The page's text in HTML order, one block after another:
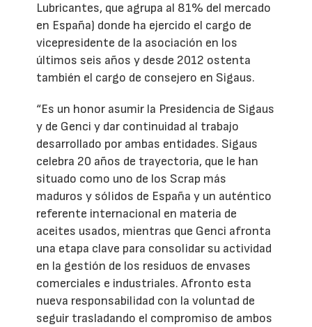
Lubricantes, que agrupa al 81% del mercado
en España) donde ha ejercido el cargo de
vicepresidente de la asociación en los
últimos seis años y desde 2012 ostenta
también el cargo de consejero en Sigaus.
“Es un honor asumir la Presidencia de Sigaus
y de Genci y dar continuidad al trabajo
desarrollado por ambas entidades. Sigaus
celebra 20 años de trayectoria, que le han
situado como uno de los Scrap más
maduros y sólidos de España y un auténtico
referente internacional en materia de
aceites usados, mientras que Genci afronta
una etapa clave para consolidar su actividad
en la gestión de los residuos de envases
comerciales e industriales. Afronto esta
nueva responsabilidad con la voluntad de
seguir trasladando el compromiso de ambos